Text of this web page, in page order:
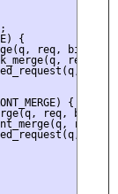
{
req, bio)) {
req))
req,
{
req, bio)) {
req))
req,